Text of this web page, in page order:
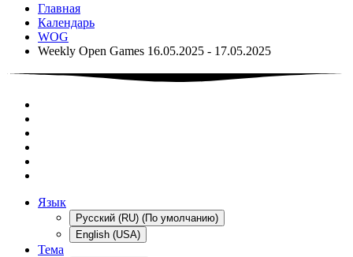
Главная
Календарь
WOG
Weekly Open Games 16.05.2025 - 17.05.2025
Язык
Русский (RU) (По умолчанию)
English (USA)
Тема